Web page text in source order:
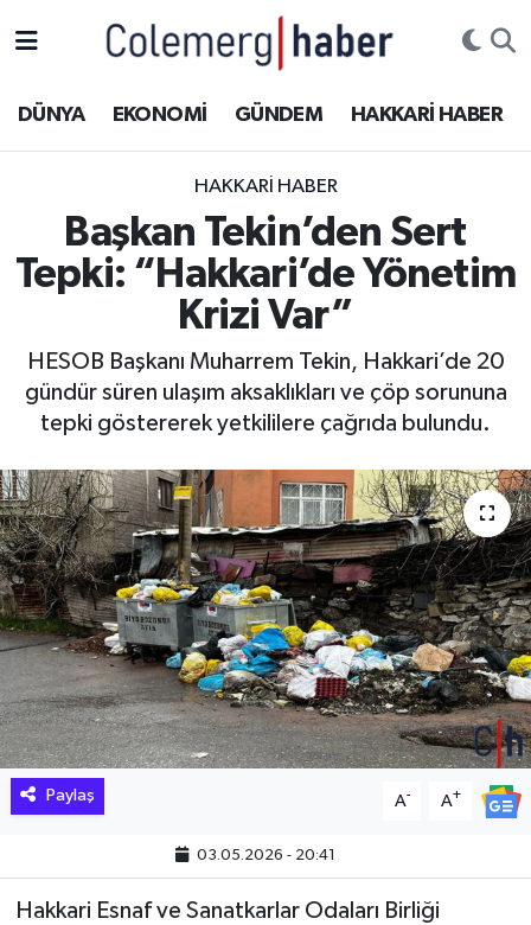
DÜNYA EKONOMİ GÜNDEM HAKKARİ HABER
HAKKARI HABER
Başkan Tekin’den Sert
Tepki: “Hakkari’de Yönetim
Krizi Var”
HESOB Başkanı Muharrem Tekin, Hakkari’de 20
gündür süren ulaşım aksaklıkları ve çöp sorununa
tepki göstererek yetkililere çağrıda bulundu.
Paylaş A- A+
03.05.2026 - 20:41
Hakkari Esnaf ve Sanatkarlar Odaları Birliği
ASAYİŞ
DOĞA
EĞİTİM
GÜNDEM
Hakkari Haber
İLGİNÇ HABERLER
KADIN
KÜLTÜR SANAT
MAGAZİN
MAKALE
Hakkâri Hava Durumu
Hakkari Namaz Vakitleri
Hakkâri Trafik Yoğunluk Haritası
Süper Lig Puan Durumu ve Fikstür
Tüm Manşetler
Haber Arşivi